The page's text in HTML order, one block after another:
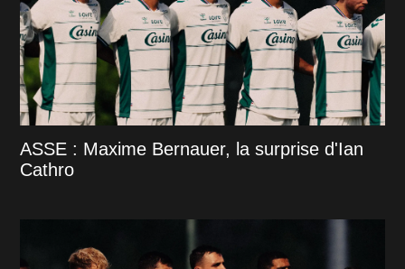
ASSE : Maxime Bernauer, la surprise d'Ian
Cathro